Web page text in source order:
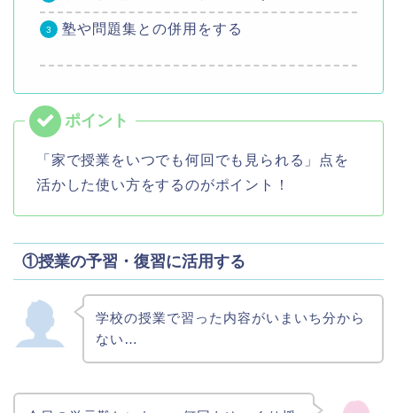
塾や問題集との併用をする
「家で授業をいつでも何回でも見られる」点を
活かした使い方をするのがポイント！
①授業の予習・復習に活用する
学校の授業で習った内容がいまいち分から
ない…